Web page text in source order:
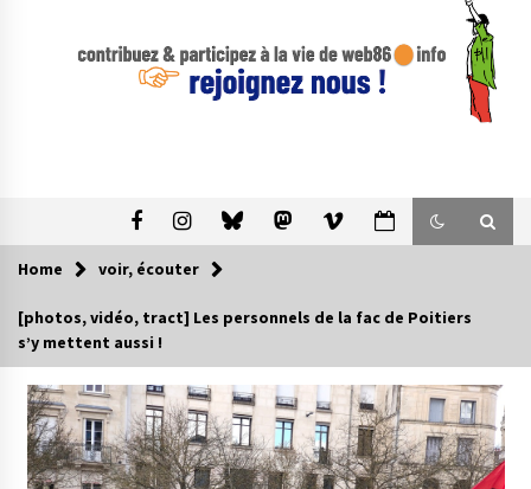
Home voir, écouter
[photos, vidéo, tract] Les personnels de la fac de Poitiers
s’y mettent aussi !